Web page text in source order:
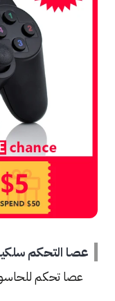
عصا التحكم